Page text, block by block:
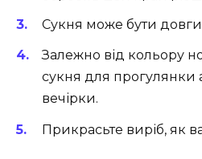
Сукня може бути
Залежно від кольору
сукня для прогулянки
вечірки.
Прикрасьте виріб, як